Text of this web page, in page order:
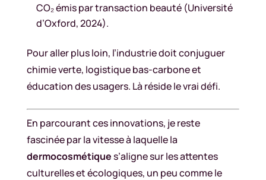
CO₂ émis par transaction beauté (Université
d’Oxford, 2024).
Pour aller plus loin, l’industrie doit conjuguer
chimie verte, logistique bas-carbone et
éducation des usagers. Là réside le vrai défi.
En parcourant ces innovations, je reste
fascinée par la vitesse à laquelle la
dermocosmétiques’aligne sur les attentes
culturelles et écologiques, un peu comme le